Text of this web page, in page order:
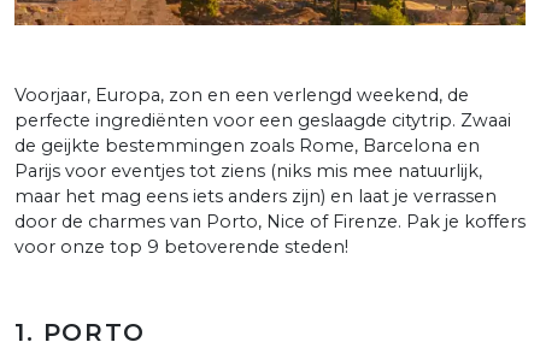
Voorjaar, Europa, zon en een verlengd weekend, de
perfecte ingrediënten voor een geslaagde citytrip. Zwaai
de geijkte bestemmingen zoals Rome, Barcelona en
Parijs voor eventjes tot ziens (niks mis mee natuurlijk,
maar het mag eens iets anders zijn) en laat je verrassen
door de charmes van Porto, Nice of Firenze. Pak je koffers
voor onze top 9 betoverende steden!
1. PORTO